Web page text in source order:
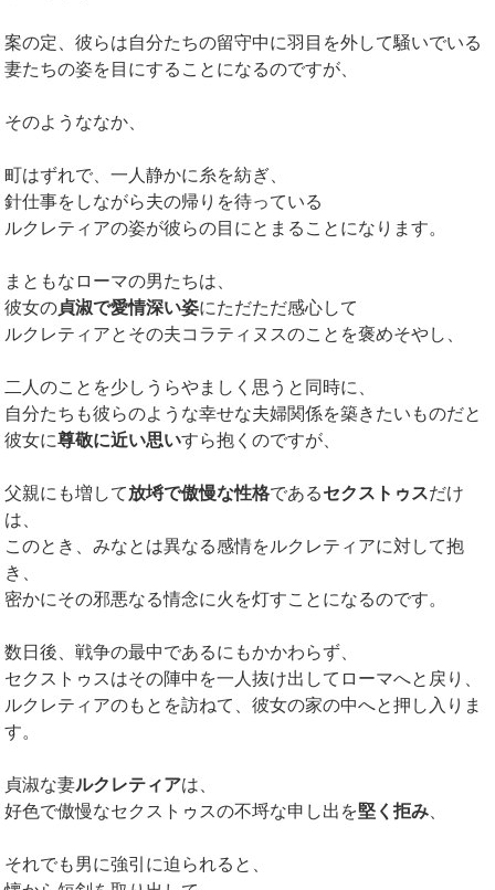
案の定、彼らは自分たちの留守中に羽目を外して騒いでいる
妻たちの姿を目にすることになるのですが、
そのようななか、
町はずれで、一人静かに糸を紡ぎ、
針仕事をしながら夫の帰りを待っている
ルクレティアの姿が彼らの目にとまることになります。
まともなローマの男たちは、
彼女の貞淑で愛情深い姿にただただ感心して
ルクレティアとその夫コラティヌスのことを褒めそやし、
二人のことを少しうらやましく思うと同時に、
自分たちも彼らのような幸せな夫婦関係を築きたいものだと
彼女に尊敬に近い思いすら抱くのですが、
父親にも増して放埓で傲慢な性格であるセクストゥスだけ
は、
このとき、みなとは異なる感情をルクレティアに対して抱
き、
密かにその邪悪なる情念に火を灯すことになるのです。
数日後、戦争の最中であるにもかかわらず、
セクストゥスはその陣中を一人抜け出してローマへと戻り、
ルクレティアのもとを訪ねて、彼女の家の中へと押し入りま
す。
貞淑な妻ルクレティアは、
好色で傲慢なセクストゥスの不埒な申し出を堅く拒み
それでも男に強引に迫られると、